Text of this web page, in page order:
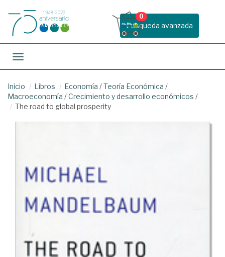
Busqueda avanzada
0
Toggle navigation
Inicio Libros Economía /Teoría Económica /
Macroeconomía /Crecimiento y desarrollo económicos /
The road to global prosperity